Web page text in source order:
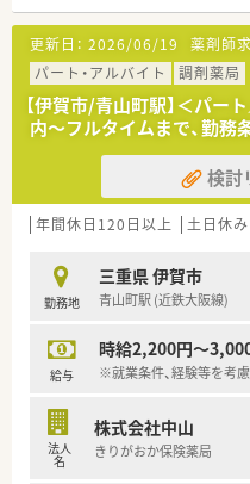
更新日： 2026/06/19 薬剤師
パート・アルバイト
調剤薬局
【伊賀市/青山町駅】＜パ
内～フルタイムまで、勤
検討
年間休日120日以上 土日休
勤務地
三重県 伊賀市
青山町駅 (近鉄大阪線)
給与
時給2,200円～
※就業条件、経験等を考慮
法人
名
株式会社中山
きりがおか保険薬局